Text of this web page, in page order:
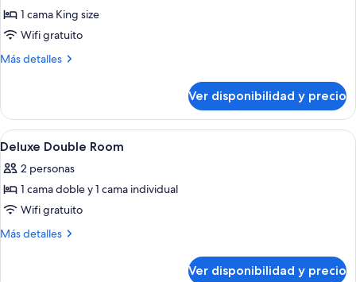
fotos
de
Suite
1 cama King size
Wifi gratuito
Más detalles
Más
Double
Room
Ver disponibilidad y precio
Ver
todas
las
fotos
de
Deluxe
Ropa de cama de alta calidad y
5
Deluxe Double Room
2 personas
1 cama doble y 1 cama individual
Wifi gratuito
Más detalles
Más
Ver disponibilidad y precio